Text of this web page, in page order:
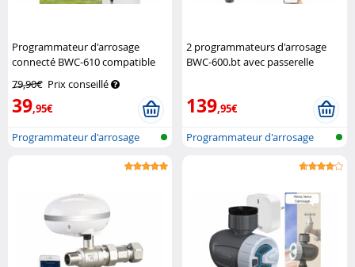
Programmateur d'arrosage
connecté BWC-610 compatible
commandes vocales Royal
Gardineer
79,90€ Prix conseillé
39,95€
Programmateur d'arrosage
2 programmateurs d'arrosage
BWC-600.bt avec passerelle
139,95€
Programmateur d'arrosage